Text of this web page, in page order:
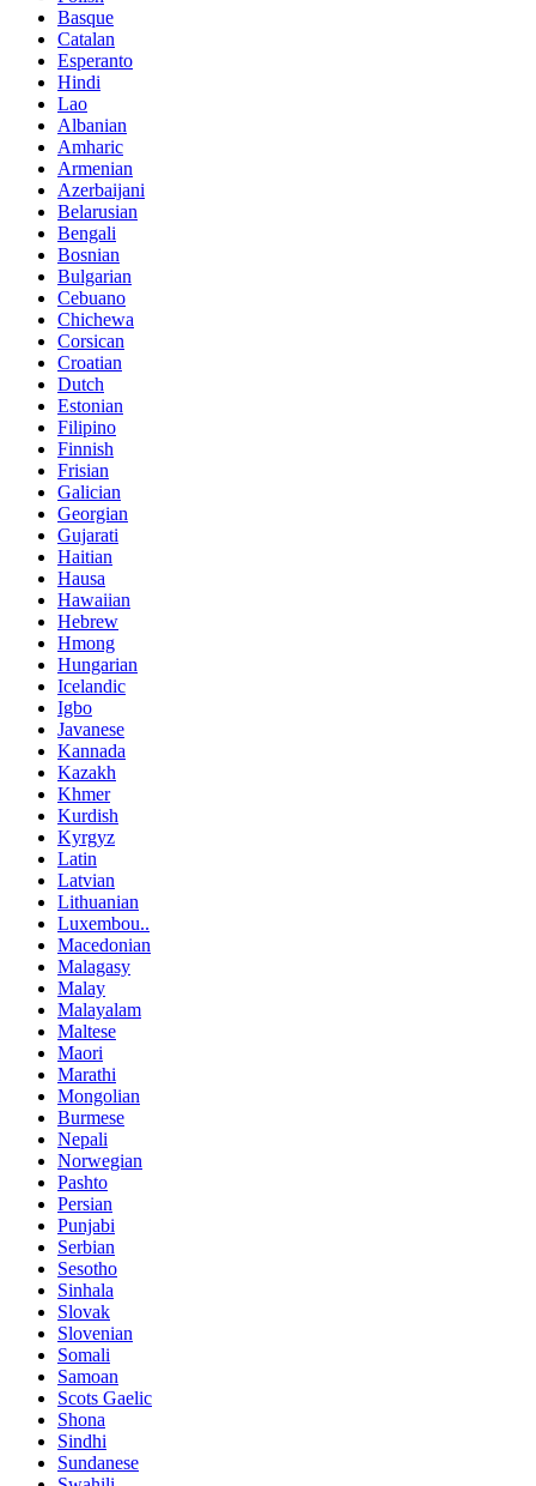
Basque
Catalan
Esperanto
Hindi
Lao
Albanian
Amharic
Armenian
Azerbaijani
Belarusian
Bengali
Bosnian
Bulgarian
Cebuano
Chichewa
Corsican
Croatian
Dutch
Estonian
Filipino
Finnish
Frisian
Galician
Georgian
Gujarati
Haitian
Hausa
Hawaiian
Hebrew
Hmong
Hungarian
Icelandic
Igbo
Javanese
Kannada
Kazakh
Khmer
Kurdish
Kyrgyz
Latin
Latvian
Lithuanian
Luxembou..
Macedonian
Malagasy
Malay
Malayalam
Maltese
Maori
Marathi
Mongolian
Burmese
Nepali
Norwegian
Pashto
Persian
Punjabi
Serbian
Sesotho
Sinhala
Slovak
Slovenian
Somali
Samoan
Scots Gaelic
Shona
Sindhi
Sundanese